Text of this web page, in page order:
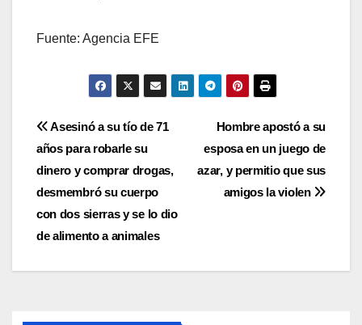
Fuente: Agencia EFE
Navegación
de
entradas
Hombre apostó a su
esposa en un juego de
azar, y permitio que sus
amigos la violen
Asesinó a su tío de 71
años para robarle su
dinero y comprar drogas,
desmembró su cuerpo
con dos sierras y se lo dio
de alimento a animales